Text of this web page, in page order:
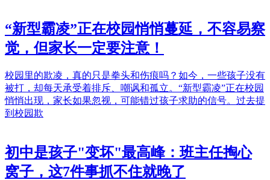
“新型霸凌”正在校园悄悄蔓延，不容易察
觉，但家长一定要注意！
校园里的欺凌，真的只是拳头和伤痕吗？如今，一些孩子没有
被打，却每天承受着排斥、嘲讽和孤立。“新型霸凌”正在校园
悄悄出现，家长如果忽视，可能错过孩子求助的信号。过去提
到校园欺
初中是孩子"变坏"最高峰：班主任掏心
窝子，这7件事抓不住就晚了